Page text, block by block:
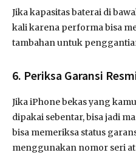
Jika kapasitas baterai di
kali karena performa bisa
tambahan untuk
6. Periksa Garansi
Jika iPhone bekas yang
dipakai sebentar, bisa jadi
bisa memeriksa status
menggunakan nomor seri